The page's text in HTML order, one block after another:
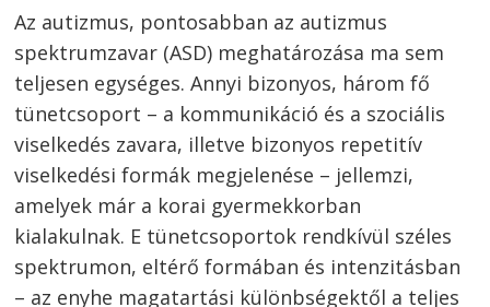
Az autizmus, pontosabban az autizmus
spektrumzavar (ASD) meghatározása ma sem
teljesen egységes. Annyi bizonyos, három fő
tünetcsoport – a kommunikáció és a szociális
viselkedés zavara, illetve bizonyos repetitív
viselkedési formák megjelenése – jellemzi,
amelyek már a korai gyermekkorban
kialakulnak. E tünetcsoportok rendkívül széles
spektrumon, eltérő formában és intenzitásban
– az enyhe magatartási különbségektől a teljes